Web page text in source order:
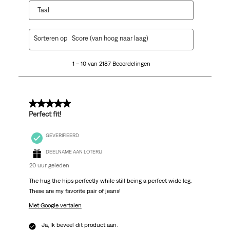
Taal
2187
1 – 10 van 2187 Beoordelingen
Sorteren op Score (van hoog naar laag)
5 van 5 sterren.
Perfect fit!
GEVERIFIEERD
DEELNAME AAN LOTERIJ
20 uur geleden
The hug the hips perfectly while still being a perfect wide leg.
These are my favorite pair of jeans!
Met Google vertalen
Ja, Ik beveel dit product aan.